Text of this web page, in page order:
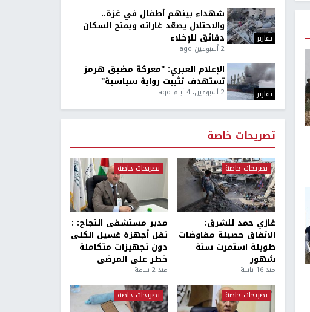
تقارير
شهداء بينهم أطفال في غزة..
والاحتلال يصعّد غاراته ويمنح السكان
دقائق للإخلاء
2 أسبوعين ago
تقارير
الإعلام العبري: "معركة مضيق هرمز
تستهدف تثبيت رواية سياسية"
2 أسبوعين، 4 أيام ago
تصريحات خاصة
تصريحات خاصة
غازي حمد للشرق:
الاتفاق حصيلة مفاوضات
طويلة استمرت ستة
شهور
منذ 16 ثانية
تصريحات خاصة
مدير مستشفى النجاح: :
نقل أجهزة غسيل الكلى
دون تجهيزات متكاملة
خطر على المرضى
منذ 2 ساعة
تصريحات خاصة تصريحات خاصة